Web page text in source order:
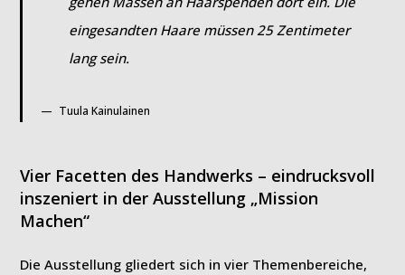
eingesandten Haare müssen 25 Zentimeter
lang sein.
Tuula Kainulainen
Vier Facetten des Handwerks – eindrucksvoll
inszeniert in der Ausstellung „Mission
Machen“
Die Ausstellung gliedert sich in vier Themenbereiche,